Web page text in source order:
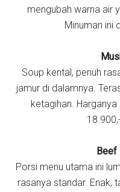
mengubah warna air
Minuman ini
Soup kental, penuh
jamur di dalamnya.
ketagihan.
Beef
Porsi menu utama ini
rasanya standar. Enak,